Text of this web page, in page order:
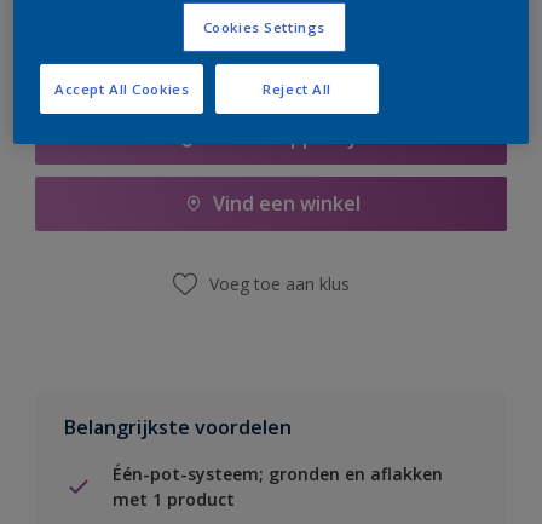
Vind een winkel
Voeg toe aan klus
Belangrijkste voordelen
Één-pot-systeem; gronden en aflakken
met 1 product
Cookies Settings
Reject All
Accept All Cookies